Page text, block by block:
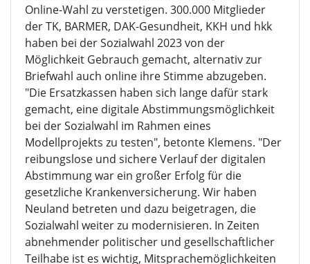
Online-Wahl zu verstetigen. 300.000 Mitglieder
der TK, BARMER, DAK-Gesundheit, KKH und hkk
haben bei der Sozialwahl 2023 von der
Möglichkeit Gebrauch gemacht, alternativ zur
Briefwahl auch online ihre Stimme abzugeben.
"Die Ersatzkassen haben sich lange dafür stark
gemacht, eine digitale Abstimmungsmöglichkeit
bei der Sozialwahl im Rahmen eines
Modellprojekts zu testen", betonte Klemens. "Der
reibungslose und sichere Verlauf der digitalen
Abstimmung war ein großer Erfolg für die
gesetzliche Krankenversicherung. Wir haben
Neuland betreten und dazu beigetragen, die
Sozialwahl weiter zu modernisieren. In Zeiten
abnehmender politischer und gesellschaftlicher
Teilhabe ist es wichtig, Mitsprachemöglichkeiten